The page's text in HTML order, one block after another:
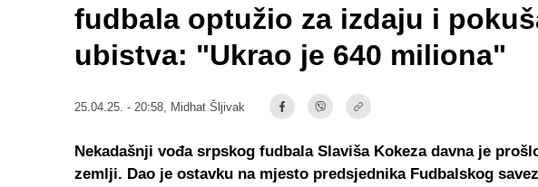
fudbala optužio za izdaju i
ubistva: "Ukrao je 640 miliona"
25.04.25. - 20:58, Midhat Šljivak
Nekadašnji vođa srpskog fudbala Slaviša Kokeza davna je
zemlji. Dao je ostavku na mjesto predsjednika Fudbalskog